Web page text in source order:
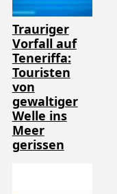
Trauriger
Vorfall auf
Teneriffa:
Touristen
von
gewaltiger
Welle ins
Meer
gerissen